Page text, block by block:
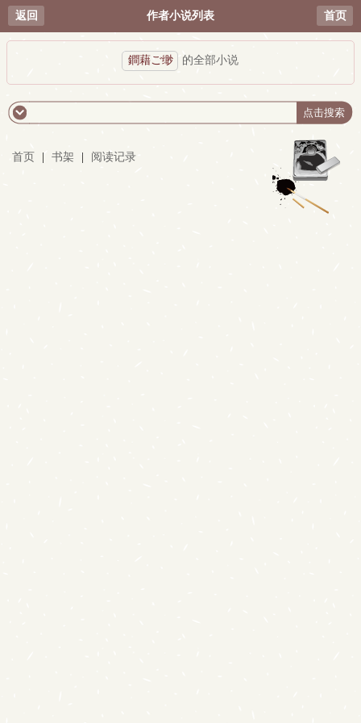
返回 作者小说列表 首页
鐧藉ご缈 的全部小说
首页 书架 阅读记录